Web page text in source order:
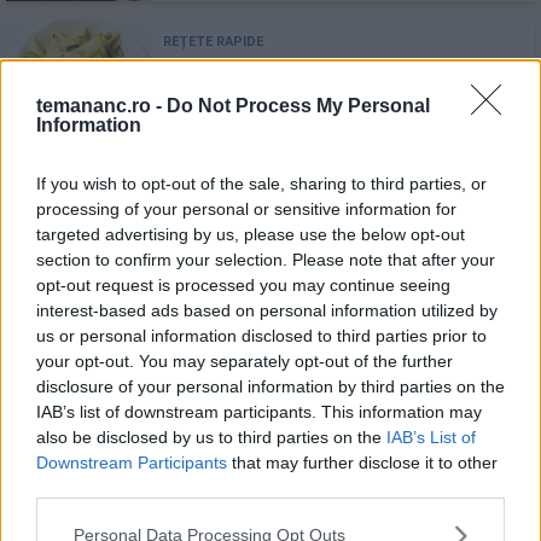
temananc.ro - Do Not Process My Personal
Information
If you wish to opt-out of the sale, sharing to third parties, or
processing of your personal or sensitive information for
targeted advertising by us, please use the below opt-out
section to confirm your selection. Please note that after your
opt-out request is processed you may continue seeing
interest-based ads based on personal information utilized by
us or personal information disclosed to third parties prior to
your opt-out. You may separately opt-out of the further
disclosure of your personal information by third parties on the
IAB’s list of downstream participants. This information may
also be disclosed by us to third parties on the IAB’s List of
Downstream Participants that may further disclose it to other
Personal Data Processing Opt Outs
Penne cu zucchini și parmezan
Paste alla Gricia
Recomandări
1 Supă de roșii cu orez